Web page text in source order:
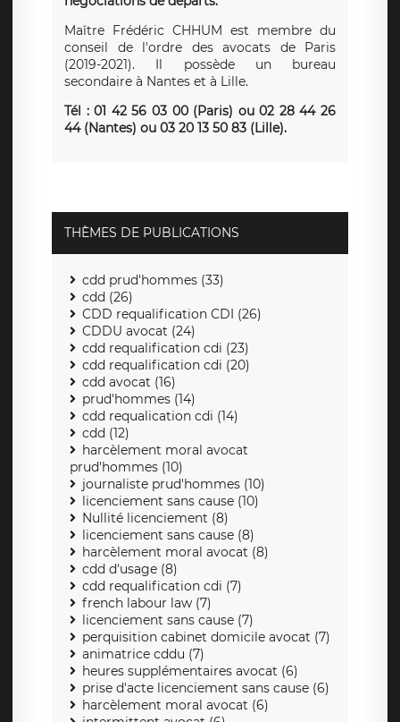
Maître Frédéric CHHUM est membre du
conseil de l'ordre des avocats de Paris
(2019-2021). Il possède un bureau
secondaire à Nantes et à Lille.
Tél : 01 42 56 03 00 (Paris) ou 02 28 44 26
44 (Nantes) ou 03 20 13 50 83 (Lille).
THÈMES DE PUBLICATIONS
cdd prud'hommes (33)
cdd (26)
CDD requalification CDI (26)
CDDU avocat (24)
cdd requalification cdi (23)
cdd requalification cdi (20)
cdd avocat (16)
prud'hommes (14)
cdd requalication cdi (14)
cdd (12)
harcèlement moral avocat
prud'hommes (10)
journaliste prud'hommes (10)
licenciement sans cause (10)
Nullité licenciement (8)
licenciement sans cause (8)
harcèlement moral avocat (8)
cdd d'usage (8)
cdd requalification cdi (7)
french labour law (7)
licenciement sans cause (7)
perquisition cabinet domicile avocat (7)
animatrice cddu (7)
heures supplémentaires avocat (6)
prise d'acte licenciement sans cause (6)
harcèlement moral avocat (6)